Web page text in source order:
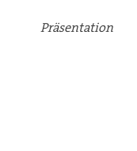
Präsentation